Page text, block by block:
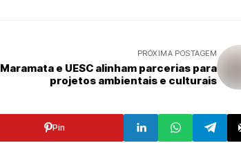
PRÓXIMA POSTAGEM
Maramata e UESC alinham parcerias para
projetos ambientais e culturais
Pin